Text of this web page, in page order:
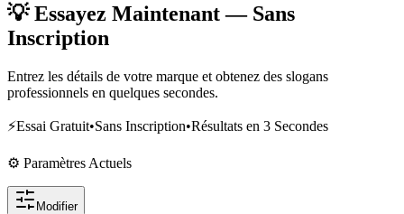
💡 Essayez Maintenant — Sans
Inscription
Entrez les détails de votre marque et obtenez des slogans
professionnels en quelques secondes.
⚡Essai Gratuit•Sans Inscription•Résultats en 3 Secondes
⚙️ Paramètres Actuels
Modifier